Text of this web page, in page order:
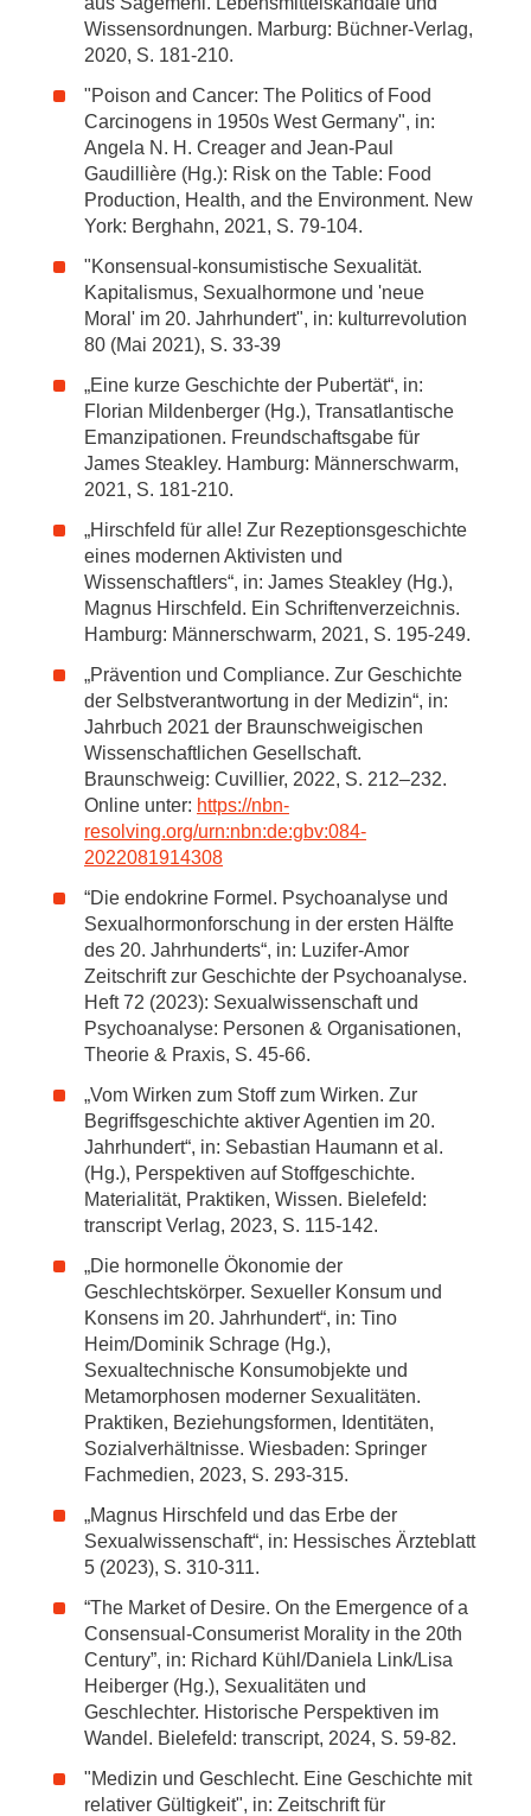
Wissensordnungen. Marburg: Büchner-Verlag,
2020, S. 181-210.
"Poison and Cancer: The Politics of Food
Carcinogens in 1950s West Germany", in:
Angela N. H. Creager and Jean-Paul
Gaudillière (Hg.): Risk on the Table: Food
Production, Health, and the Environment. New
York: Berghahn, 2021, S. 79-104.
"Konsensual-konsumistische Sexualität.
Kapitalismus, Sexualhormone und 'neue
Moral' im 20. Jahrhundert", in: kulturrevolution
80 (Mai 2021), S. 33-39
„Eine kurze Geschichte der Pubertät“, in:
Florian Mildenberger (Hg.), Transatlantische
Emanzipationen. Freundschaftsgabe für
James Steakley. Hamburg: Männerschwarm,
2021, S. 181-210.
„Hirschfeld für alle! Zur Rezeptionsgeschichte
eines modernen Aktivisten und
Wissenschaftlers“, in: James Steakley (Hg.),
Magnus Hirschfeld. Ein Schriftenverzeichnis.
Hamburg: Männerschwarm, 2021, S. 195-249.
„Prävention und Compliance. Zur Geschichte
der Selbstverantwortung in der Medizin“, in:
Jahrbuch 2021 der Braunschweigischen
Wissenschaftlichen Gesellschaft.
Braunschweig: Cuvillier, 2022, S. 212–232.
Online unter: https://nbn-
resolving.org/urn:nbn:de:gbv:084-
2022081914308
“Die endokrine Formel. Psychoanalyse und
Sexualhormonforschung in der ersten Hälfte
des 20. Jahrhunderts“, in: Luzifer-Amor
Zeitschrift zur Geschichte der Psychoanalyse.
Heft 72 (2023): Sexualwissenschaft und
Psychoanalyse: Personen & Organisationen,
Theorie & Praxis, S. 45-66.
„Vom Wirken zum Stoff zum Wirken. Zur
Begriffsgeschichte aktiver Agentien im 20.
Jahrhundert“, in: Sebastian Haumann et al.
(Hg.), Perspektiven auf Stoffgeschichte.
Materialität, Praktiken, Wissen. Bielefeld:
transcript Verlag, 2023, S. 115-142.
„Die hormonelle Ökonomie der
Geschlechtskörper. Sexueller Konsum und
Konsens im 20. Jahrhundert“, in: Tino
Heim/Dominik Schrage (Hg.),
Sexualtechnische Konsumobjekte und
Metamorphosen moderner Sexualitäten.
Praktiken, Beziehungsformen, Identitäten,
Sozialverhältnisse. Wiesbaden: Springer
Fachmedien, 2023, S. 293-315.
„Magnus Hirschfeld und das Erbe der
Sexualwissenschaft“, in: Hessisches Ärzteblatt
5 (2023), S. 310-311.
“The Market of Desire. On the Emergence of a
Consensual-Consumerist Morality in the 20th
Century”, in: Richard Kühl/Daniela Link/Lisa
Heiberger (Hg.), Sexualitäten und
Geschlechter. Historische Perspektiven im
Wandel. Bielefeld: transcript, 2024, S. 59-82.
"Medizin und Geschlecht. Eine Geschichte mit
relativer Gültigkeit", in: Zeitschrift für